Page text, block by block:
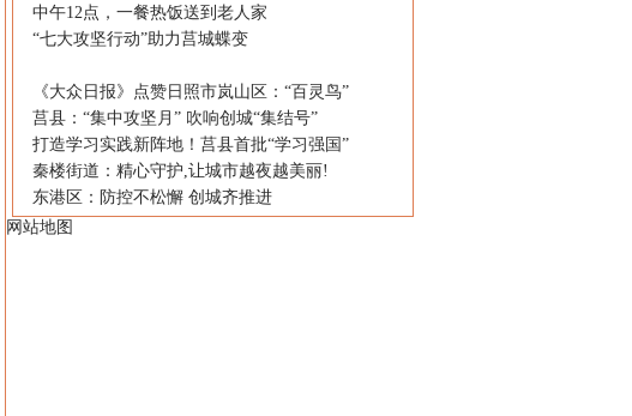
中午12点，一餐热饭送到老人家
“七大攻坚行动”助力莒城蝶变
《大众日报》点赞日照市岚山区：“百灵鸟”
莒县：“集中攻坚月” 吹响创城“集结号”
打造学习实践新阵地！莒县首批“学习强国”
秦楼街道：精心守护,让城市越夜越美丽!
东港区：防控不松懈 创城齐推进
网站地图